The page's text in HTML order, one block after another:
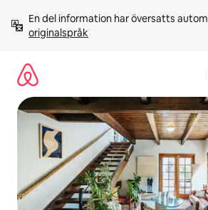
innehåll
En del information har översatts
originalspråk